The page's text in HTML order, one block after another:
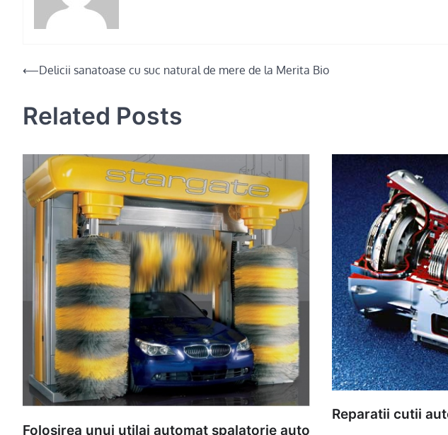
Post
⟵Delicii sanatoase cu suc natural de mere de la Merita Bio
Related Posts
Folosirea unui utilaj automat spalatorie auto
Reparatii cutii